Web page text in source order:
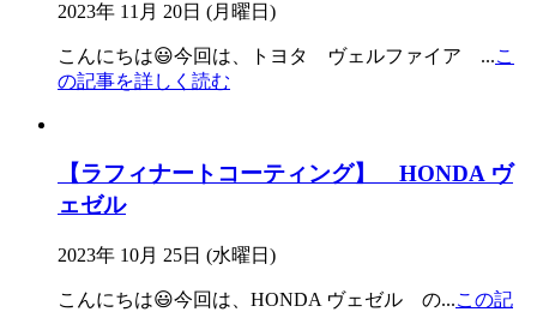
2023年 11月 20日 (月曜日)
こんにちは😃今回は、トヨタ ヴェルファイア ...こ
の記事を詳しく読む
【ラフィナートコーティング】 HONDA ヴ
ェゼル
2023年 10月 25日 (水曜日)
こんにちは😃今回は、HONDA ヴェゼル の...この記